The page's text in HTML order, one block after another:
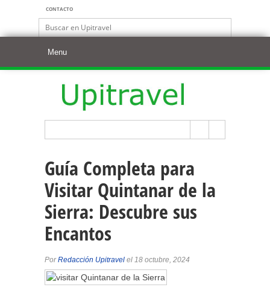
CONTACTO
Guía Completa para
Visitar Quintanar de la
Sierra: Descubre sus
Encantos
PorRedacción Upitravel el 18 octubre, 2024